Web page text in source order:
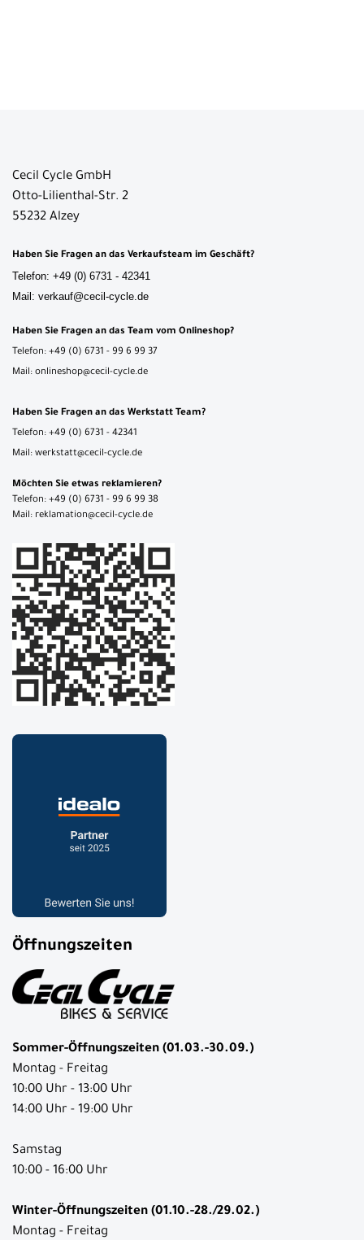
Cecil Cycle GmbH
Otto-Lilienthal-Str. 2
55232 Alzey
Haben Sie Fragen an das Verkaufsteam im Geschäft?
Telefon: +49 (0) 6731 - 42341
Mail: verkauf@cecil-cycle.de
Haben Sie Fragen an das Team vom Onlineshop?
Telefon: +49 (0) 6731 - 99 6 99 37
Mail: onlineshop@cecil-cycle.de
Haben Sie Fragen an das Werkstatt Team?
Telefon: +49 (0) 6731 - 42341
Mail: werkstatt@cecil-cycle.de
Möchten Sie etwas reklamieren?
Telefon: +49 (0) 6731 - 99 6 99 38
Mail: reklamation@cecil-cycle.de
Öffnungszeiten
Sommer-Öffnungszeiten (01.03.-30.09.)
Montag - Freitag
10:00 Uhr - 13:00 Uhr
14:00 Uhr - 19:00 Uhr
Samstag
10:00 - 16:00 Uhr
Winter-Öffnungszeiten (01.10.-28./29.02.)
Montag - Freitag